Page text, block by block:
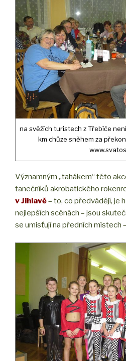
na svěžích turistech z Třebíče
km chůze sněhem za
Významným „tahákem“ této
tanečníků akrobatického
v Jihlavě– to, co předvádějí, je
nejlepších scénách – jsou
se umisťují na předních místech